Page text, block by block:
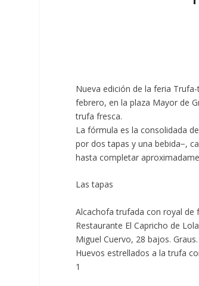
Nueva edición de la feria
febrero, en la plaza Mayor de
trufa fresca.
La fórmula es la consolidada
por dos tapas y una bebida−,
hasta completar
Las tapas
Alcachofa trufada con royal
Restaurante El Capricho de Lola
Miguel Cuervo, 28 bajos.
Huevos estrellados a la trufa
1